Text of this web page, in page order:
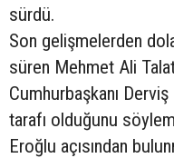
sürdü.
Son gelişmelerden
süren Mehmet Ali
Cumhurbaşkanı
tarafı olduğunu
Eroğlu açısından